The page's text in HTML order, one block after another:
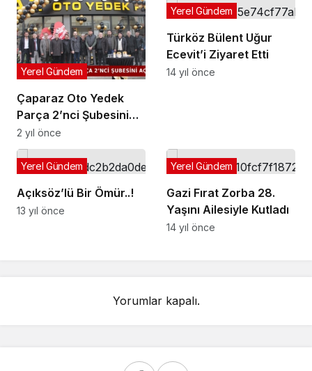
Çaparaz Oto Yedek
Parça 2’nci Şubesini
Açtı
Yerel Gündem
2 yıl önce
Türköz Bülent Uğur
Ecevit’i Ziyaret Etti
Yerel Gündem
14 yıl önce
Açıksöz’lü Bir Ömür..!
Yerel Gündem
13 yıl önce
Gazi Fırat Zorba 28.
Yerel Gündem
14 yıl önce
Yorumlar kapalı.